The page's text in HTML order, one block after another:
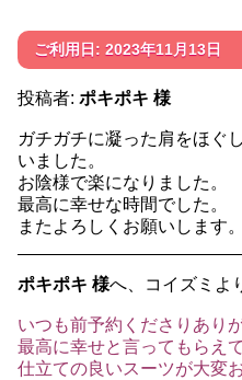
ご利用日: 2023年11月13日
投稿者: ポキポキ 様
ガチガチに凝った肩をほぐ
いました。
お陰様で楽になりました。
最高に幸せな時間でした。
またよろしくお願いします。
ポキポキ 様へ、コイズミよ
いつも前予約くださりあり
最高に幸せと言ってもらえ
仕立ての良いスーツが大変